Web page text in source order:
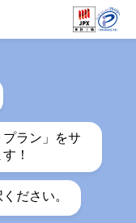
ラン」をサ
！
ださい。